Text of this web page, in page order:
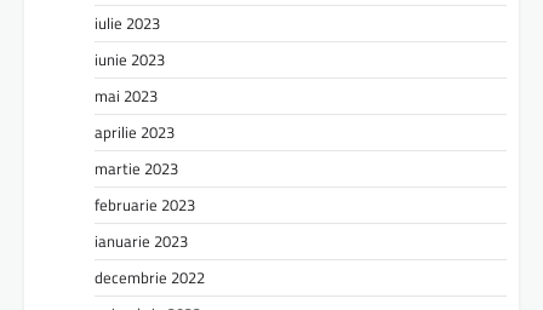
iulie 2023
iunie 2023
mai 2023
aprilie 2023
martie 2023
februarie 2023
ianuarie 2023
decembrie 2022